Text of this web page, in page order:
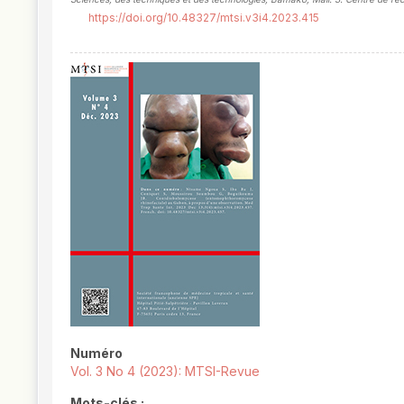
https://doi.org/10.48327/mtsi.v3i4.2023.415
Numéro
Vol. 3 No 4 (2023): MTSI-Revue